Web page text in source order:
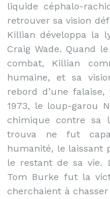
liquide céphalo-
retrouver sa vision
Killian développa la
Craig Wade. Quand
combat, Killian
humaine, et sa
rebord d’une
1973, le loup-garou
chimique contre sa
trouva ne fut
humanité, le laissant
le restant de sa vie.
Tom Burke fut la
cherchaient à